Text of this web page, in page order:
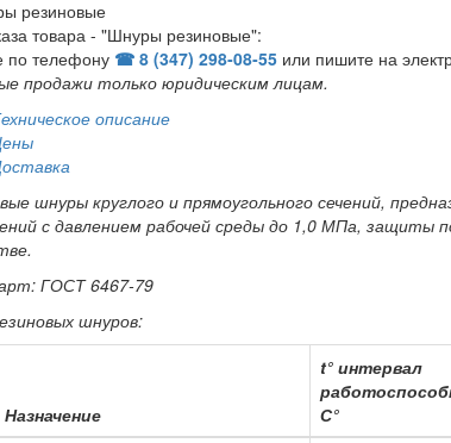
товара - "Шнуры резиновые":
по телефону ☎ 8 (347) 298‑08‑55или пишите на
продажи только юридическим лицам.
описание
шнуры круглого и прямоугольного сечений,
с давлением рабочей среды до 1,0 МПа, защиты
ГОСТ 6467-79
шнуров:
Назначение
t° интервал
С°